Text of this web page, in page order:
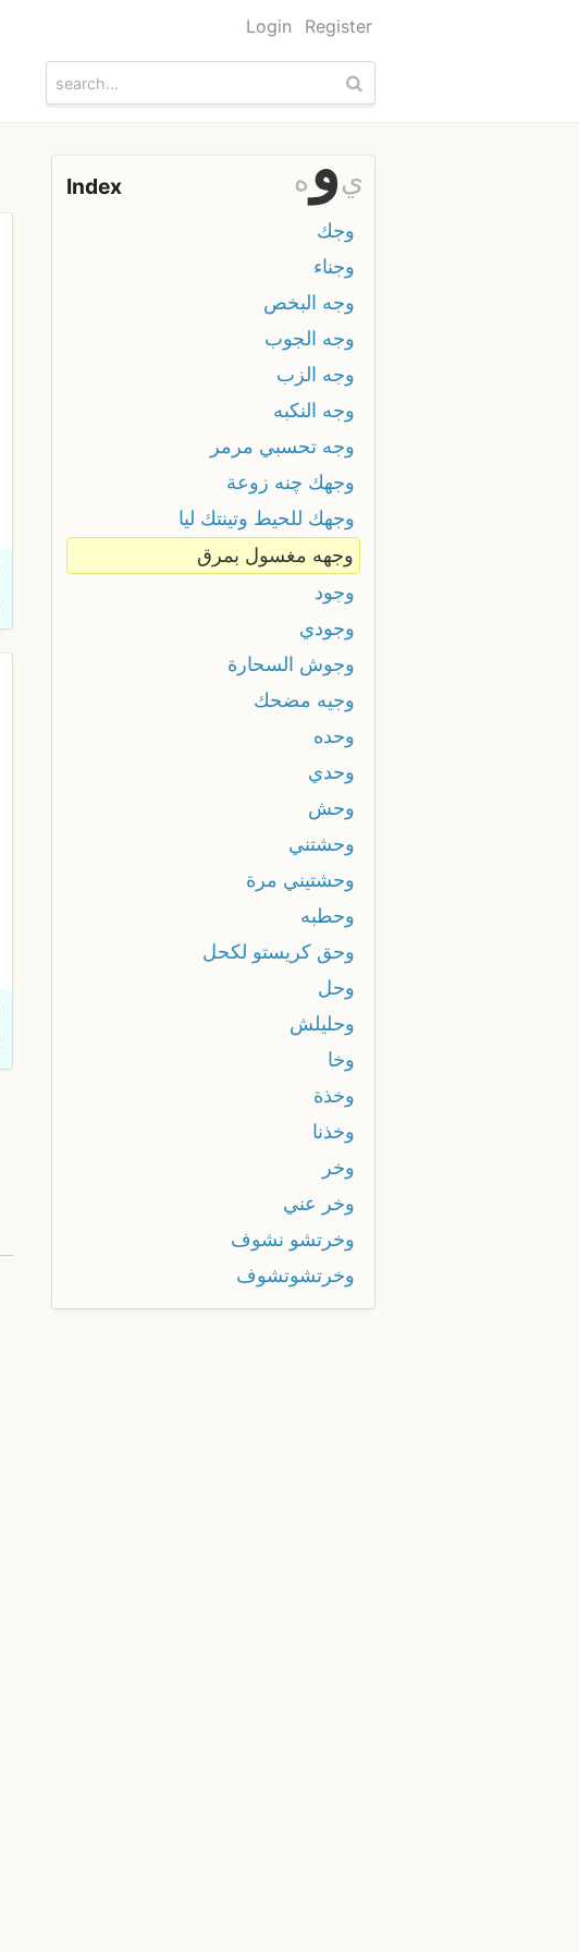
Login Register
Index ه وي
وجك
وجناء
وجه البخص
وجه الجوب
وجه الزب
وجه النكبه
وجه تحسبي مرمر
وجهك چنه زوعة
وجهك للحيط وتينتك ليا
وجهه مغسول بمرق
وجود
وجودي
وجوش السحارة
وجيه مضحك
وحده
وحدي
وحش
وحشتني
وحشتيني مرة
وحطبه
وحق كريستو لكحل
وحل
وحليلش
وخا
وخذة
وخذنا
وخر
وخر عني
وخرتشو نشوف
وخرتشوتشوف